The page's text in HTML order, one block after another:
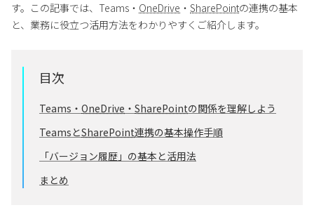
す。この記事では、Teams・ OneDrive ・ SharePointの連携の基本
と、業務に役立つ活用方法をわかりやすくご紹介します。
目次
Teams・ OneDrive ・ SharePointの関係を理解しよう
TeamsとSharePoint連携の基本操作手順
「バージョン履歴」の基本と活用法
まとめ